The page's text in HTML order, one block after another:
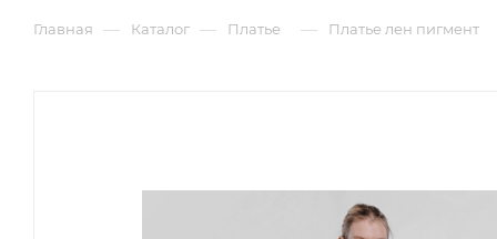
Главная — Каталог — Платье — Платье лен пигмент